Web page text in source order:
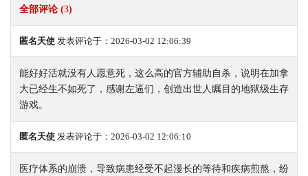
全部评论 (3)
匿名天使 发表评论于：2026-03-02 12:06:39
能好好活就没有人愿意死，这么高的官方辅助自杀，说明在加拿
大已经生不如死了，感谢左逼们，创造出世人瞩目的地狱级生存
游戏。
匿名天使 发表评论于：2026-03-02 12:06:10
医疗体系的崩溃，导致病患经受不起漫长的等待和疾病煎熬，纷